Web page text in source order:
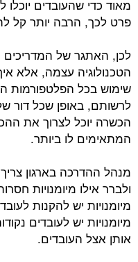
מאוד כדי שהעובדים יוכלו
פרט לכך, הרבה יותר קל
לכן, האתגר של
הטכנולוגיה עצמה, אלא
שימוש בכל הפלטפורמות
לרשותם, באופן שכל דור
הכשרה יוכל לצרוך את
המתאימים לו ביותר.
מנהל ההדרכה בארגון
ולברר אילו מיומנויות
מיומנויות יש להקנות
מיומנויות יש לעובדים
אותן אצל העובדים.